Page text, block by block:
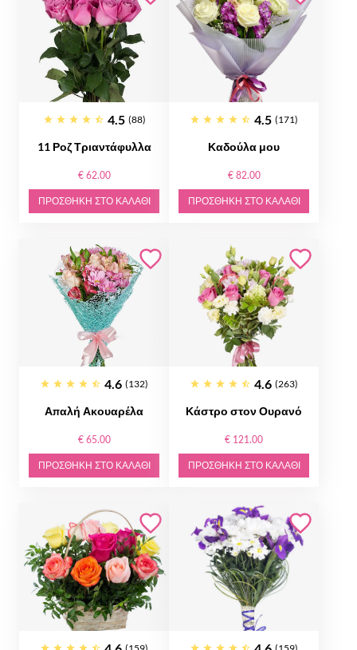
4.5 (88)
11 Ροζ Τριαντάφυλλα
€ 62.00
ΠΡΟΣΘΉΚΗ ΣΤΟ ΚΑΛΆΘΙ
4.5 (171)
Καδούλα μου
€ 82.00
ΠΡΟΣΘΉΚΗ ΣΤΟ ΚΑΛΆΘΙ
4.6 (132)
Απαλή Ακουαρέλα
€ 65.00
ΠΡΟΣΘΉΚΗ ΣΤΟ ΚΑΛΆΘΙ
4.6 (263)
Κάστρο στον Ουρανό
€ 121.00
ΠΡΟΣΘΉΚΗ ΣΤΟ ΚΑΛΆΘΙ